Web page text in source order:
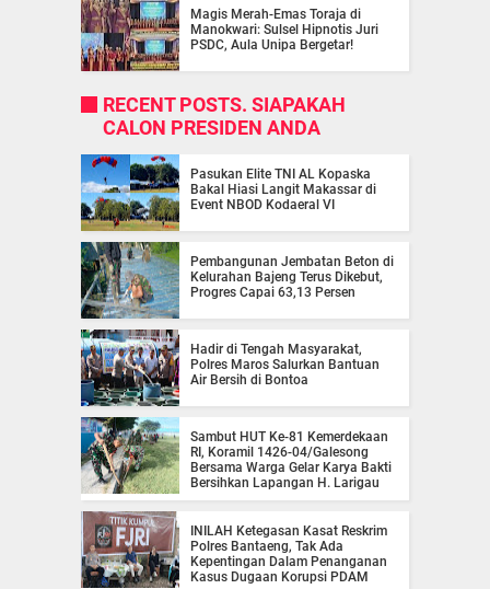
Magis Merah-Emas Toraja di
Manokwari: Sulsel Hipnotis Juri
PSDC, Aula Unipa Bergetar!
RECENT POSTS. SIAPAKAH
CALON PRESIDEN ANDA
Pasukan Elite TNI AL Kopaska
Bakal Hiasi Langit Makassar di
Event NBOD Kodaeral VI
Pembangunan Jembatan Beton di
Kelurahan Bajeng Terus Dikebut,
Progres Capai 63,13 Persen
Hadir di Tengah Masyarakat,
Polres Maros Salurkan Bantuan
Air Bersih di Bontoa
Sambut HUT Ke-81 Kemerdekaan
RI, Koramil 1426-04/Galesong
Bersama Warga Gelar Karya Bakti
Bersihkan Lapangan H. Larigau
INILAH Ketegasan Kasat Reskrim
Polres Bantaeng, Tak Ada
Kepentingan Dalam Penanganan
Kasus Dugaan Korupsi PDAM